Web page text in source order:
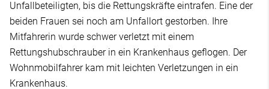
Unfallbeteiligten, bis die Rettungskräfte eintrafen. Eine der
beiden Frauen sei noch am Unfallort gestorben. Ihre
Mitfahrerin wurde schwer verletzt mit einem
Rettungshubschrauber in ein Krankenhaus geflogen. Der
Wohnmobilfahrer kam mit leichten Verletzungen in ein
Krankenhaus.